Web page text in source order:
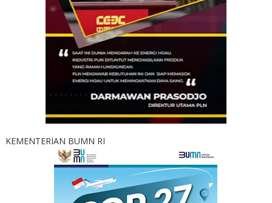
KEMENTERIAN BUMN RI